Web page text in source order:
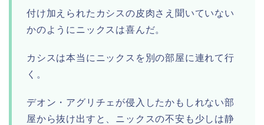
付け加えられたカシスの皮肉さえ聞いていない
かのようにニックスは喜んだ。
カシスは本当にニックスを別の部屋に連れて行
く。
デオン・アグリチェが侵入したかもしれない部
屋から抜け出すと、ニックスの不安も少しは静